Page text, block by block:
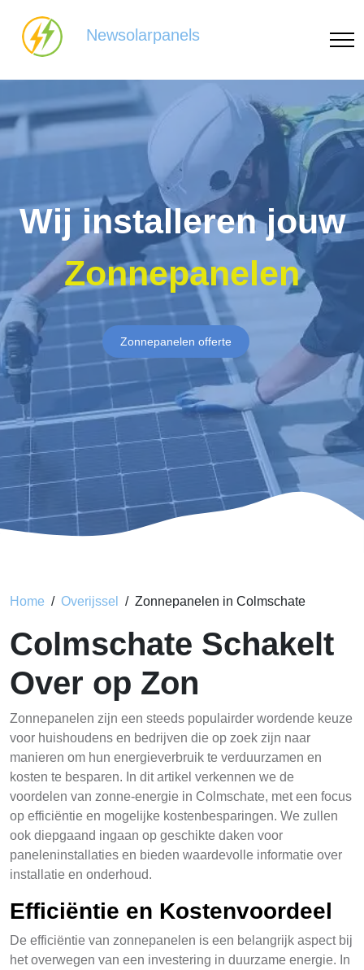
Newsolarpanels
Wij installeren jouw
Zonnepanelen
Zonnepanelen offerte
Home Overijssel Zonnepanelen in Colmschate
Colmschate Schakelt
Over op Zon
Zonnepanelen zijn een steeds populairder wordende keuze
voor huishoudens en bedrijven die op zoek zijn naar
manieren om hun energieverbruik te verduurzamen en
kosten te besparen. In dit artikel verkennen we de
voordelen van zonne-energie in Colmschate, met een focus
op efficiëntie en mogelijke kostenbesparingen. We zullen
ook diepgaand ingaan op geschikte daken voor
paneleninstallaties en bieden waardevolle informatie over
installatie en onderhoud.
Efficiëntie en Kostenvoordeel
De efficiëntie van zonnepanelen is een belangrijk aspect bij
het overwegen van een investering in duurzame energie. In